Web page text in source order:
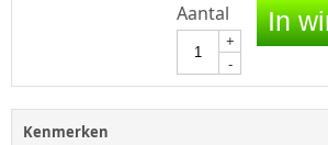
Aantal
+
-
In
Kenmerken